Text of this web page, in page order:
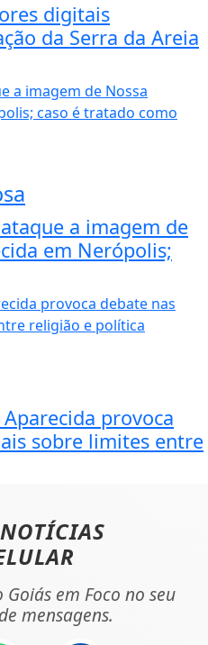
digitais
da Serra da Areia
a imagem de
em Nerópolis;
provoca
sobre limites entre
em Foco no seu
mensagens.